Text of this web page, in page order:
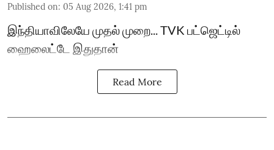
Published on: 05 Aug 2026, 1:41 pm
இந்தியாவிலேயே முதல் முறை... TVK பட்ஜெட்டில்
ஹைலைட்டே இதுதான்
Read More